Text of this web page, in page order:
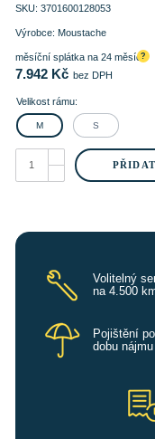
SKU: 3701600128053
Výrobce: Moustache
?
měsíční splátka na 24 měsíců
7.942 Kč bez DPH
Velikost rámu:
M S
CLUTCH
160.8
Volitelný
na 4.500
Pojištění
dobu nájmu